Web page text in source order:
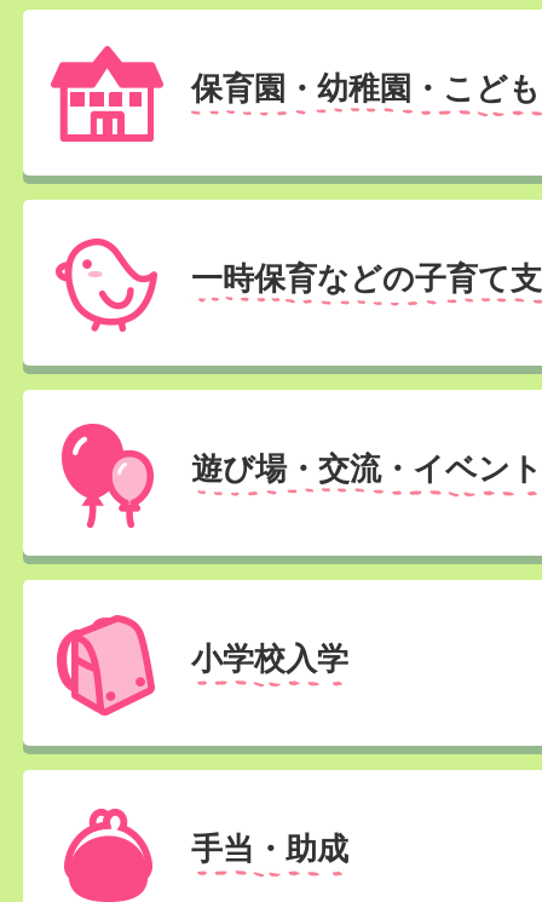
保育園・幼稚園・こど
一時保育などの子育て
遊び場・交流・イベント
小学校入学
手当・助成